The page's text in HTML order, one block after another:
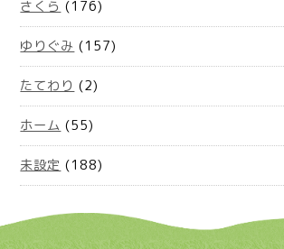
さくら (176)
ゆりぐみ (157)
たてわり (2)
ホーム (55)
未設定 (188)